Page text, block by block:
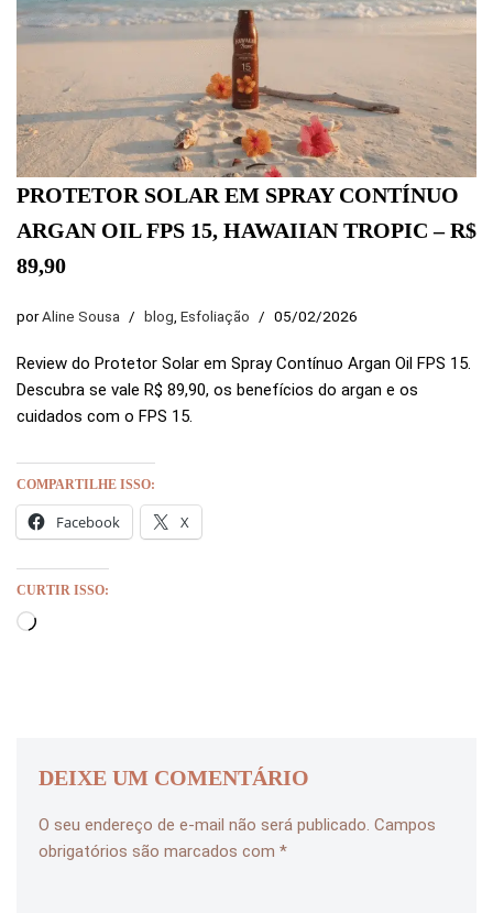
PROTETOR SOLAR EM SPRAY CONTÍNUO
ARGAN OIL FPS 15, HAWAIIAN TROPIC – R$
89,90
porAline Sousa blog Esfoliação 05/02/2026
Review do Protetor Solar em Spray Contínuo Argan Oil FPS 15.
Descubra se vale R$ 89,90, os benefícios do argan e os
cuidados com o FPS 15.
COMPARTILHE ISSO:
Facebook X
CURTIR ISSO:
DEIXE UM COMENTÁRIO
O seu endereço de e-mail não será publicado. Campos
obrigatórios são marcados com *